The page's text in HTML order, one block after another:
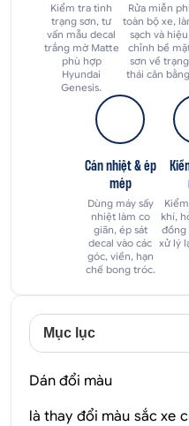
Kiểm tra tình
trạng sơn, tư
vấn mẫu decal
trắng mờ Matte
phù hợp
Hyundai
Genesis.
Rửa miễn
toàn bộ xe,
sạch và hiệu
chỉnh bề
sơn về trạng
thái cân
Cán nhiệt & ép
mép
Dùng máy sấy
nhiệt làm co
giãn, ép sát
decal vào các
góc, viền, hạn
chế bong tróc.
khí,
đồng
xử lý
Mục lục
Dán đổi màu
là thay đổi màu sắc xe